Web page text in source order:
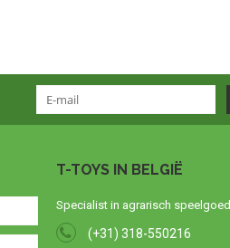
T-TOYS IN BELGIË
Specialist in agrarisch speelgoed
(+31) 318-550216